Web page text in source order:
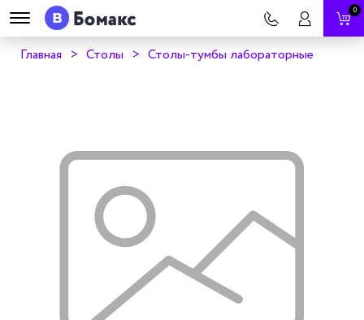
0
Главная Столы Столы-тумбы лабораторные